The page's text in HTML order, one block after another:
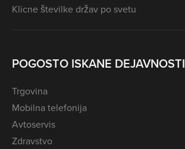
Klicne številke držav po svetu
POGOSTO ISKANE DEJAVNOSTI
Trgovina
Mobilna telefonija
Avtoservis
Zdravstvo